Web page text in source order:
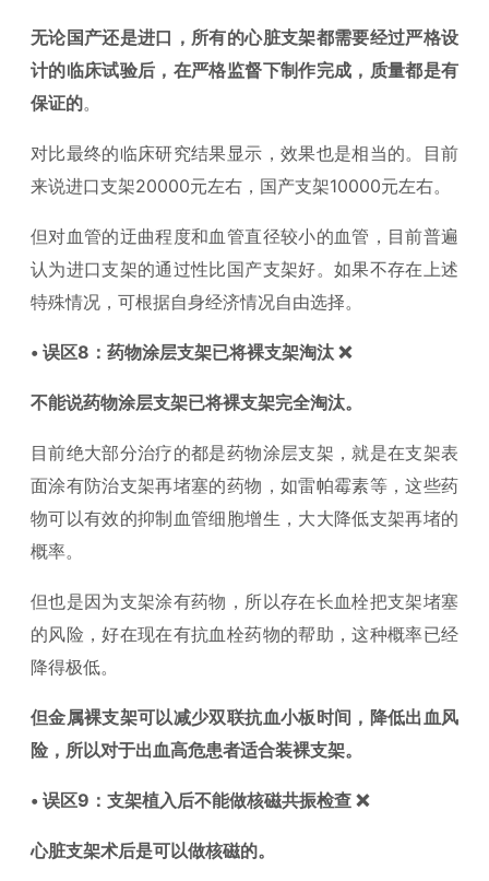
无论国产还是进口，所有的心脏支架都需要经过严格设
计的临床试验后，在严格监督下制作完成，质量都是有
保证的。
对比最终的临床研究结果显示，效果也是相当的。目前
来说进口支架20000元左右，国产支架10000元左右。
但对血管的迂曲程度和血管直径较小的血管，目前普遍
认为进口支架的通过性比国产支架好。如果不存在上述
特殊情况，可根据自身经济情况自由选择。
• 误区8：药物涂层支架已将裸支架淘汰 ❌
不能说药物涂层支架已将裸支架完全淘汰。
目前绝大部分治疗的都是药物涂层支架，就是在支架表
面涂有防治支架再堵塞的药物，如雷帕霉素等，这些药
物可以有效的抑制血管细胞增生，大大降低支架再堵的
概率。
但也是因为支架涂有药物，所以存在长血栓把支架堵塞
的风险，好在现在有抗血栓药物的帮助，这种概率已经
降得极低。
但金属裸支架可以减少双联抗血小板时间，降低出血风
险，所以对于出血高危患者适合装裸支架。
• 误区9：支架植入后不能做核磁共振检查 ❌
心脏支架术后是可以做核磁的。